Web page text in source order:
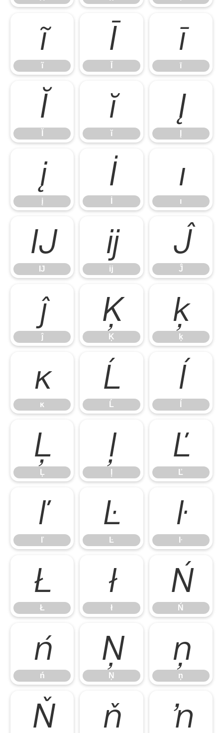
ĩ
ĩ
Ī ī
ī
Ĭ ĭ
ĭ
Į
į
į
İ ı
ı
Ĳ
Ĳ
ĳ
ĳ
Ĵ
Ĵ
ĵ
ĵ
Ķ
Ķ
ķ
ķ
ĸ
ĸ
Ĺ
Ĺ
ĺ
Ļ
Ļ
ļ Ľ
Ľ
ľ
ľ
Ŀ
Ŀ
ŀ
ŀ
Ł
Ł
ł
ł
Ń
Ń
ń
ń
Ņ
Ņ
ņ
ņ
Ň ň ŉ